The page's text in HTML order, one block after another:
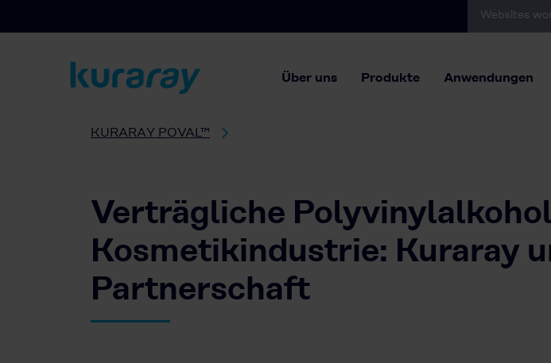
Websites
Über uns Produkte Anwendungen
KURARAY POVAL™
Verträgliche
Kosmetikindustrie: Kuraray
Partnerschaft